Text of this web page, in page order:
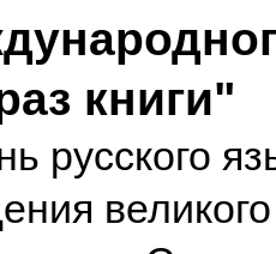
книги"
русского